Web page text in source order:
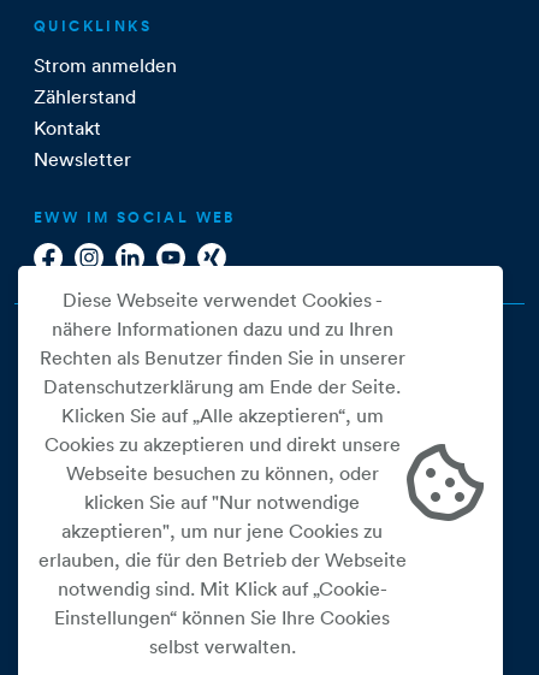
QUICKLINKS
Strom anmelden
Zählerstand
Kontakt
Newsletter
EWW IM SOCIAL WEB
Cookie Einstellungen
Datenschutz
Impressum
Widerrufsbelehrung
Medienfreiheitsgesetz
Diese Webseite verwendet Cookies -
nähere Informationen dazu und zu Ihren
Rechten als Benutzer finden Sie in unserer
Datenschutzerklärung am Ende der Seite.
Klicken Sie auf „Alle akzeptieren“, um
Cookies zu akzeptieren und direkt unsere
Webseite besuchen zu können, oder
klicken Sie auf "Nur notwendige
akzeptieren", um nur jene Cookies zu
erlauben, die für den Betrieb der Webseite
notwendig sind. Mit Klick auf „Cookie-
Einstellungen“ können Sie Ihre Cookies
selbst verwalten.